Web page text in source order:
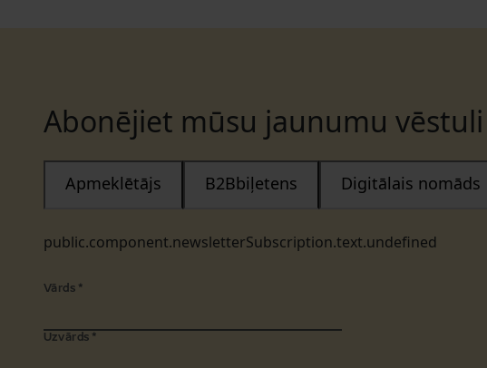
Abonējiet mūsu jaunumu vēstuli
public.component.newsletterSubscription.text.undefined
Apmeklētājs B2Bbiļetens Digitālais nomāds
Vārds *
Uzvārds *